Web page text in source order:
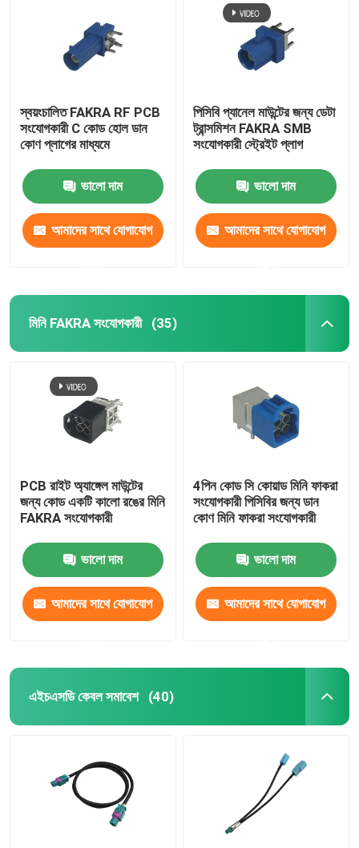
স্বয়ংচালিত FAKRA RF PCB
সংযোগকারী C কোড হোল ডান
কোণ প্লাগের মাধ্যমে
ভালো দাম
আমাদের সাথে যোগাযোগ
পিসিবি প্যানেল মাউন্টের জন্য ডেটা
ট্রান্সমিশন FAKRA SMB
সংযোগকারী স্ট্রেইট প্লাগ
ভালো দাম
আমাদের সাথে যোগাযোগ
মিনি FAKRA সংযোগকারী (35)
PCB রাইট অ্যাঙ্গেল মাউন্টের
জন্য কোড একটি কালো রঙের মিনি
FAKRA সংযোগকারী
ভালো দাম
আমাদের সাথে যোগাযোগ
4পিন কোড সি কোয়াড মিনি ফাকরা
সংযোগকারী পিসিবির জন্য ডান
কোণ মিনি ফাকরা সংযোগকারী
ভালো দাম
আমাদের সাথে যোগাযোগ
এইচএসডি কেবল সমাবেশ (40)